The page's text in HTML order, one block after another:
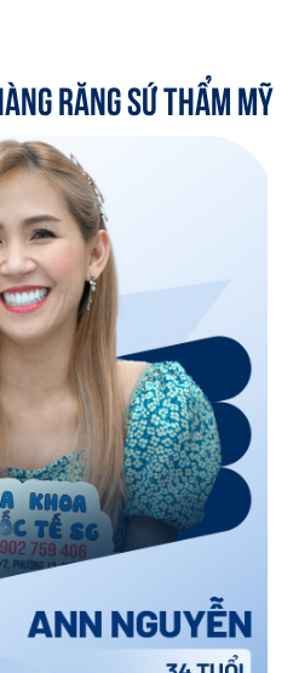
RĂNG SỨ THẨM MỸ